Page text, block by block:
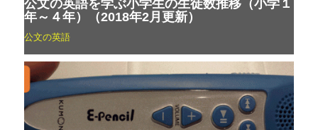
公文の英語を学ぶ小学生の生徒数推移（小学１
年～４年）（2018年2月更新）
公文の英語